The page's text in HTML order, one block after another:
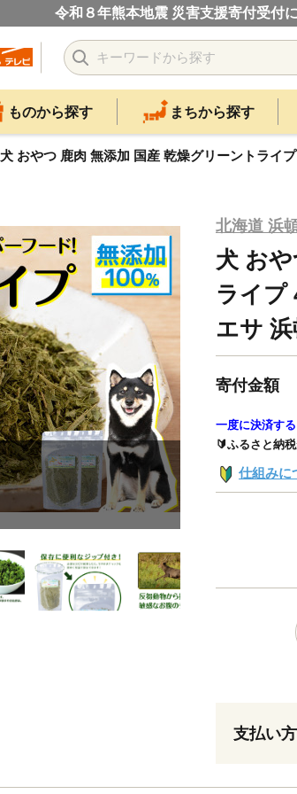
令和８年熊本地震 災害支援寄付受付
ものから探す まちから探す
犬 おやつ 鹿肉 無添加 国産 乾燥グリーントライ
北海道 浜頓
犬 お
ライプ
エサ
寄付金額
一度に決済する
🔰ふるさと納
仕組みに
支払い